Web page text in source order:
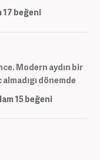
17 beğeni
Modern aydın bir
dönemde
15beğeni